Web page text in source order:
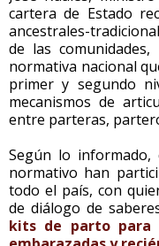
cartera de Estado
ancestrales-
de las
normativa nacional
primer y segundo
mecanismos de
entre parteras,
Según lo informado,
normativo han
todo el país, con
de diálogo de
kits de parto para